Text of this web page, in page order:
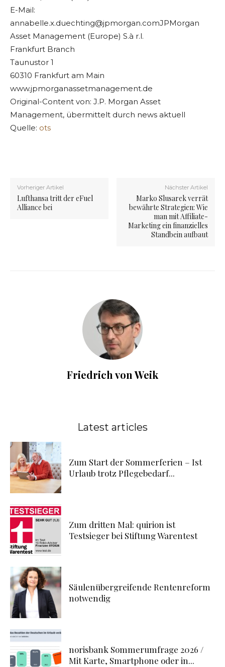
E-Mail:
annabelle.x.duechting@jpmorgan.comJPMorgan
Asset Management (Europe) S.à r.l.
Frankfurt Branch
Taunustor 1
60310 Frankfurt am Main
www.jpmorganassetmanagement.de
Original-Content von: J.P. Morgan Asset
Management, übermittelt durch news aktuell
Quelle: ots
Vorheriger Artikel
Lufthansa tritt der eFuel
Alliance bei
Nächster Artikel
Marko Slusarek verrät
bewährte Strategien: Wie
man mit Affiliate-
Marketing ein finanzielles
Standbein aufbaut
Friedrich von Weik
Latest articles
Zum Start der Sommerferien – Ist
Urlaub trotz Pflegebedarf...
Zum dritten Mal: quirion ist
Testsieger bei Stiftung Warentest
Säulenübergreifende Rentenreform
notwendig
norisbank Sommerumfrage 2026 /
Mit Karte, Smartphone oder in...